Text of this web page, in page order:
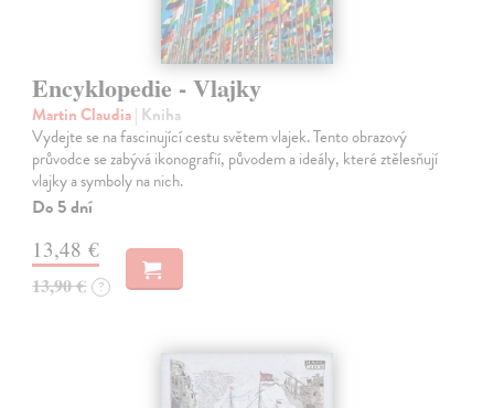
Encyklopedie - Vlajky
Martin Claudia| Kniha
Vydejte se na fascinující cestu světem vlajek. Tento obrazový
průvodce se zabývá ikonografií, původem a ideály, které ztělesňují
vlajky a symboly na nich.
Do 5 dní
13,48 €
13,90 € ?